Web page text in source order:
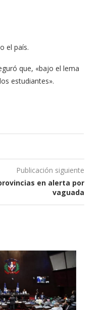
el país.
que, «bajo el lema
estudiantes».
Publicación siguiente
en alerta por
vaguada